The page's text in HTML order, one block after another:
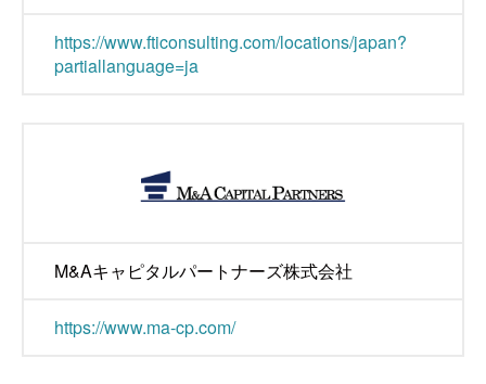
https://www.fticonsulting.com/locations/japan?
partiallanguage=ja
M&Aキャピタルパートナーズ株式会社
https://www.ma-cp.com/